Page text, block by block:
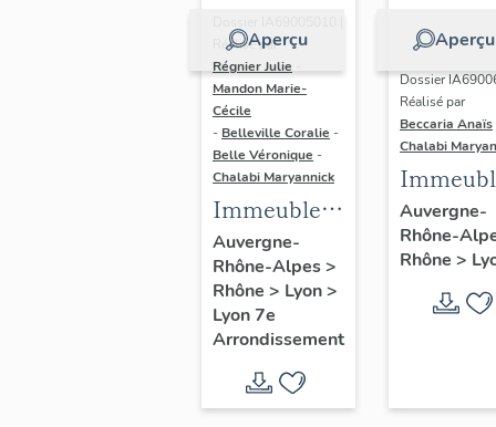
Aperçu
Réalisé par
Régnier Julie
Mandon Marie-
Cécile
- Belleville Coralie -
Belle Véronique -
Chalabi Maryannick
Immeubles
du secteur
d'étude La
Guillotière
Auvergne-
Rhône-Alpes>
Rhône > Lyon>
Lyon 7e
Arrondissement
Aperçu
Dossier
Réalisé par
Beccaria Anaïs
Chalabi
des
Trente
rive
Auvergne-
Rhône-
Rhône >